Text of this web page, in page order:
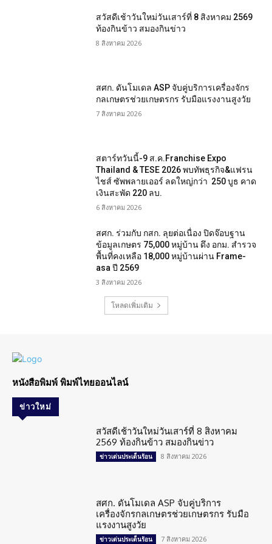
สวัสดีเช้าวันใหม่วันเสาร์ที่ 8 สิงหาคม 2569
ท้องกินข้าว สมองกินข่าว
8 สิงหาคม 2026
สศก. ดันโมเดล ASP จับคู่บริการเครื่องจักร
กลเกษตรช่วยเกษตรกร รับมือแรงงานสูงวัย
7 สิงหาคม 2026
สตาร์ทวันนี้-9 ส.ค.Franchise Expo
Thailand & TESE 2026 พบทัพธุรกิจ&แฟรน
ไชส์ ซัพพลายเออร์ ลดใหญ่กว่า 250 บูธ คาด
เงินสะพัด 220 ลบ.
6 สิงหาคม 2026
สศก. ร่วมกับ กสก. ลุยต่อเนื่อง ปิดจ๊อบฐาน
ข้อมูลเกษตร 75,000 หมู่บ้าน ดึง อกม. สำรวจ
พื้นที่คงเหลือ 18,000 หมู่บ้านผ่าน Frame-
asa ปี 2569
3 สิงหาคม 2026
โหลดเพิ่มเติม
หนังสือพิมพ์ พิมพ์ไทยออนไลน์
ข่าวใหม่
สวัสดีเช้าวันใหม่วันเสาร์ที่ 8 สิงหาคม
2569 ท้องกินข้าว สมองกินข่าว
ข่าวเด่นประเด็นร้อน 8 สิงหาคม 2026
สศก. ดันโมเดล ASP จับคู่บริการ
เครื่องจักรกลเกษตรช่วยเกษตรกร รับมือ
แรงงานสูงวัย
ข่าวเด่นประเด็นร้อน 7 สิงหาคม 2026